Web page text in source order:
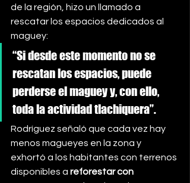
de la región, hizo un llamado a
rescatar los espacios dedicados al
maguey:
“Si desde este momento no se
rescatan los espacios, puede
perderse el maguey y, con ello,
toda la actividad tlachiquera”.
Rodríguez señaló que cada vez hay
menos magueyes en la zona y
exhortó a los habitantes con terrenos
disponibles a reforestar con